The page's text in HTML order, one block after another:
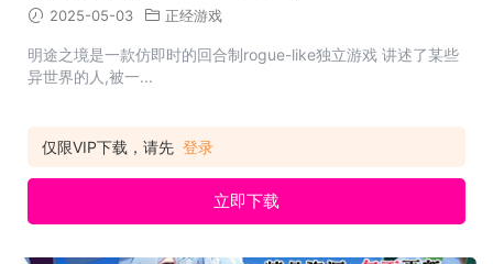
2025-05-03 正经游戏
明途之境是一款仿即时的回合制rogue-like独立游戏 讲述了某些
异世界的人,被一...
仅限VIP下载，请先 登录
立即下载